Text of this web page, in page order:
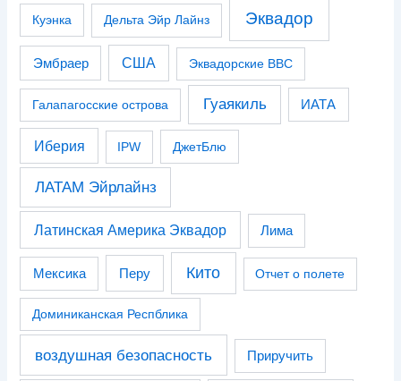
Куэнка Дельта Эйр Лайнз Эквадор
Эмбраер США Эквадорские ВВС
Галапагосские острова Гуаякиль ИАТА
Иберия IPW ДжетБлю
ЛАТАМ Эйрлайнз
Латинская Америка Эквадор Лима
Мексика Перу Кито Отчет о полете
Доминиканская Респблика
воздушная безопасность Приручить